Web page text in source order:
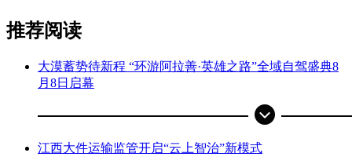
推荐阅读
大漠蓄势待新程 “环游阿拉善·英雄之路”全域自驾盛典8
月8日启幕
江西大件运输监管开启“云上智治”新模式